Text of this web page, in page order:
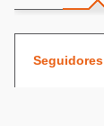
Acuacultura
Seguidores